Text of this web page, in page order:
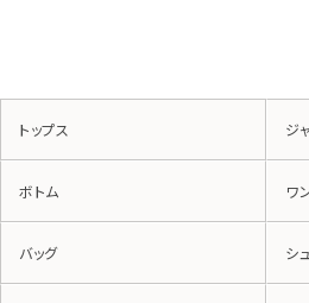
トップス ジ
ボトム ワ
バッグ シ